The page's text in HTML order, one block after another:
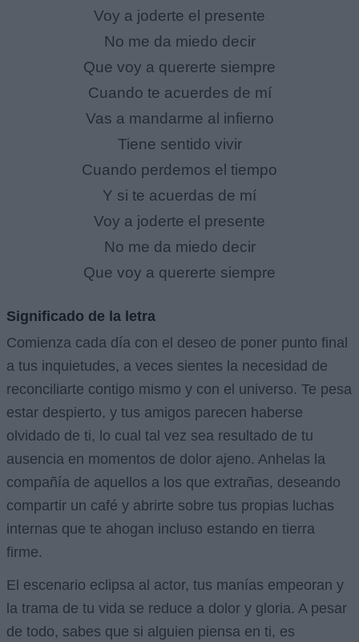
Voy a joderte el presente
No me da miedo decir
Que voy a quererte siempre
Cuando te acuerdes de mí
Vas a mandarme al infierno
Tiene sentido vivir
Cuando perdemos el tiempo
Y si te acuerdas de mí
Voy a joderte el presente
No me da miedo decir
Que voy a quererte siempre
Significado de la letra
Comienza cada día con el deseo de poner punto final
a tus inquietudes, a veces sientes la necesidad de
reconciliarte contigo mismo y con el universo. Te pesa
estar despierto, y tus amigos parecen haberse
olvidado de ti, lo cual tal vez sea resultado de tu
ausencia en momentos de dolor ajeno. Anhelas la
compañía de aquellos a los que extrañas, deseando
compartir un café y abrirte sobre tus propias luchas
internas que te ahogan incluso estando en tierra
firme.
El escenario eclipsa al actor, tus manías empeoran y
la trama de tu vida se reduce a dolor y gloria. A pesar
de todo, sabes que si alguien piensa en ti, es